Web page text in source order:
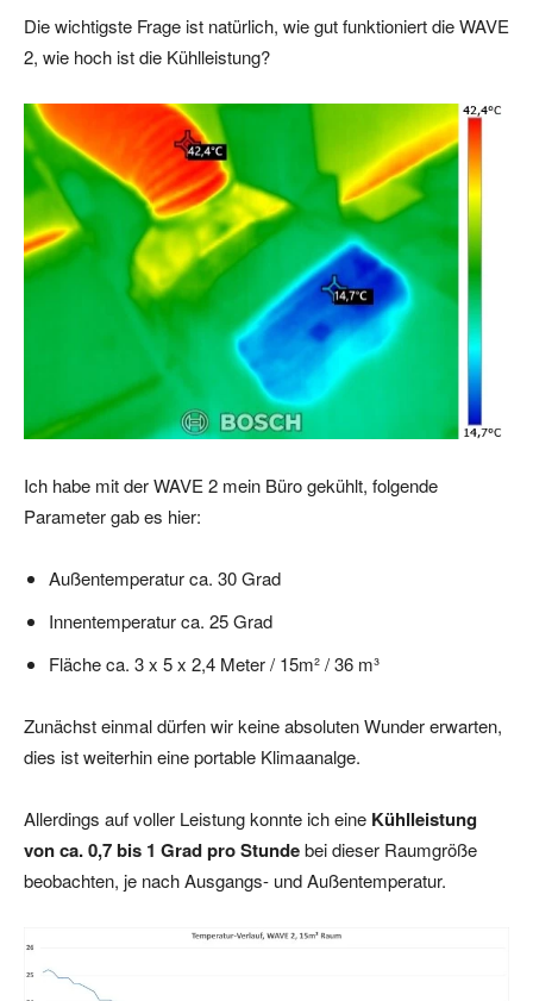
Die wichtigste Frage ist natürlich, wie gut funktioniert die WAVE
2, wie hoch ist die Kühlleistung?
Ich habe mit der WAVE 2 mein Büro gekühlt, folgende
Parameter gab es hier:
Außentemperatur ca. 30 Grad
Innentemperatur ca. 25 Grad
Fläche ca. 3 x 5 x 2,4 Meter / 15m² / 36 m³
Zunächst einmal dürfen wir keine absoluten Wunder erwarten,
dies ist weiterhin eine portable Klimaanalge.
Allerdings auf voller Leistung konnte ich eine Kühlleistung
von ca. 0,7 bis 1 Grad pro Stundebei dieser Raumgröße
beobachten, je nach Ausgangs- und Außentemperatur.